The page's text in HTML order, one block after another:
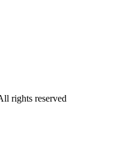
rights reserved